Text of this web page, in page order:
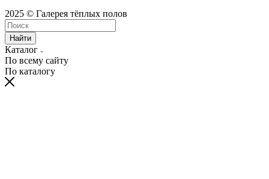
2025 © Галерея тёплых полов
Найти
Каталог
По всему сайту
По каталогу